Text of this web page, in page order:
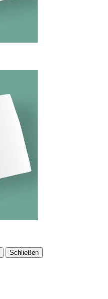
Schließen